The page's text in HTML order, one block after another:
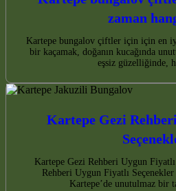
zaman
Kartepe bungalov çiftler için için en
bir kaçamak, doğanın kucağında
eşsiz güzelliğinde,
Kartepe Gezi
Kartepe Gezi Rehberi Uygun
Rehberi Uygun Fiyatlı
Kartepe’de unutulmaz